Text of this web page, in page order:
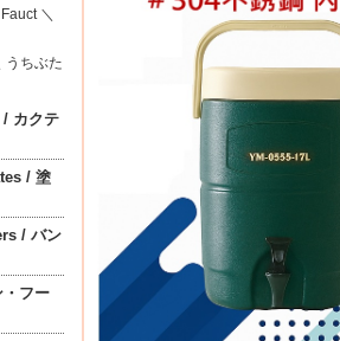
＼
うちぶた
カクテ
/ 塗
/ バン
フー